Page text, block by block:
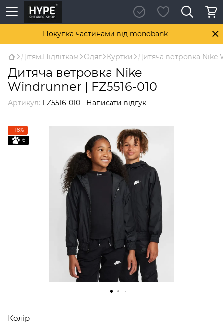
Покупка частинами від monobank
Дітям,Підліткам Одяг Куртки Дитяча ветровка Nike
Дитяча ветровка Nike
Windrunner | FZ5516-010
Артикул: FZ5516-010 Написати відгук
−18%
6
Колір